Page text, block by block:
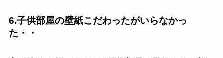
6.子供部屋の壁紙こだわったがいらなかっ
た・・